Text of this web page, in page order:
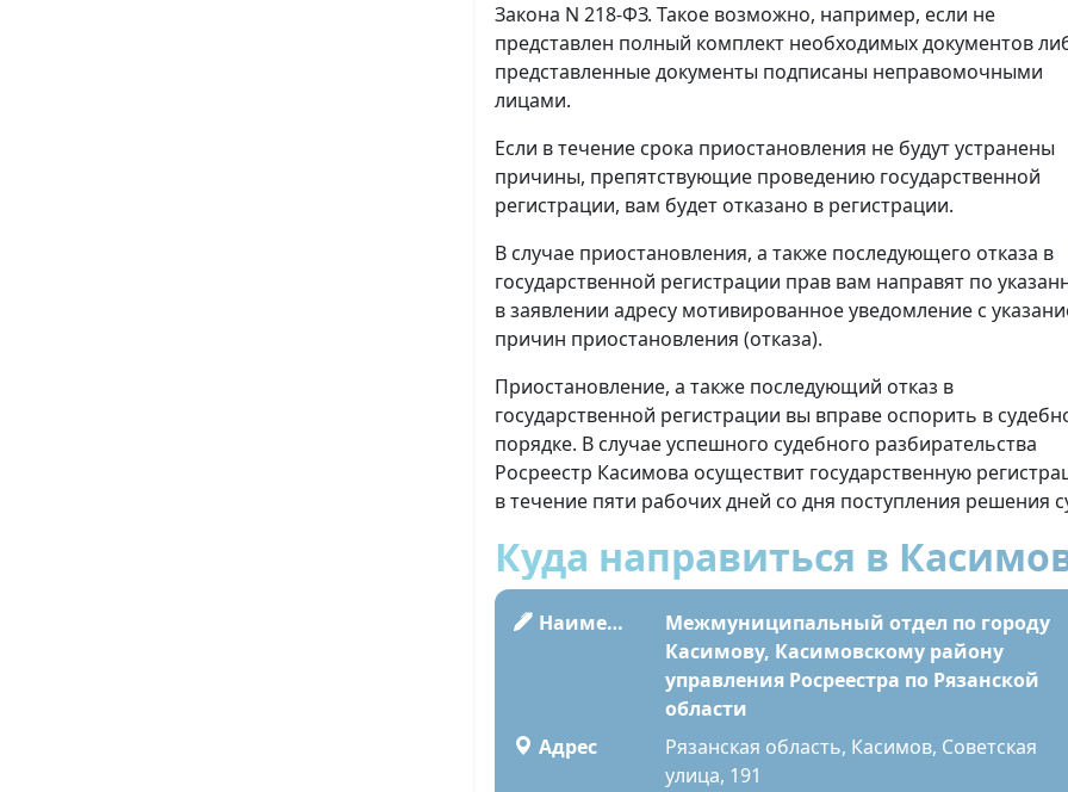
Закона N 218-ФЗ. Такое возможно, например, если не
представлен полный комплект необходимых документов
представленные документы подписаны неправомочными
лицами.
Если в течение срока приостановления не будут устранены
причины, препятствующие проведению государственной
регистрации, вам будет отказано в регистрации.
В случае приостановления, а также последующего отказа в
государственной регистрации прав вам направят по
в заявлении адресу мотивированное уведомление с
причин приостановления (отказа).
Приостановление, а также последующий отказ в
государственной регистрации вы вправе оспорить в
порядке. В случае успешного судебного разбирательства
Росреестр Касимова осуществит государственную
в течение пяти рабочих дней со дня поступления решения
Куда направиться в
Наименование
Межмуниципальный отдел по городу
Касимову, Касимовскому району
управления Росреестра по Рязанской
области
Адрес
Рязанская область, Касимов, Советская
улица, 191